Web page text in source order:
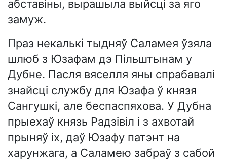
абставіны, вырашыла выйсці за яго
замуж.
Праз некалькі тыдняў Саламея ўзяла
шлюб з Юзафам дэ Пільштынам у
Дубне. Пасля вяселля яны спрабавалі
знайсці службу для Юзафа ў князя
Сангушкі, але беспаспяхова. У Дубна
прыехаў князь Радзівіл і з ахвотай
прыняў іх, даў Юзафу патэнт на
харунжага, а Саламею забраў з сабой